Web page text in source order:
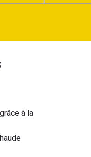
à la